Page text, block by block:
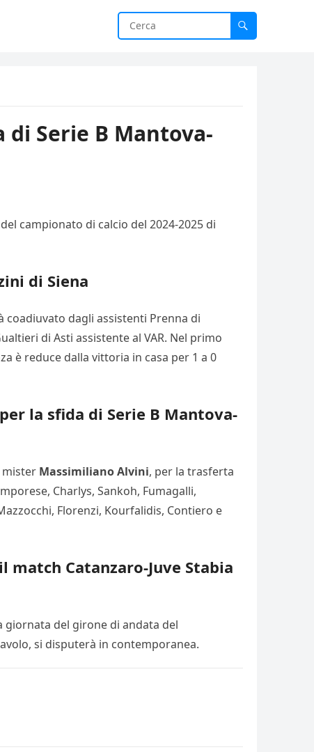
Serie B Mantova-
campionato di calcio del 2024-2025 di
di Siena
coadiuvato dagli assistenti Prenna di
di Asti assistente al VAR. Nel primo
è reduce dalla vittoria in casa per 1 a 0
la sfida di Serie B Mantova-
mister Massimiliano Alvini, per la trasferta
Charlys, Sankoh, Fumagalli,
Florenzi, Kourfalidis, Contiero e
match Catanzaro-Juve Stabia
giornata del girone di andata del
si disputerà in contemporanea.